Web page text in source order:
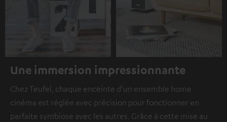
Une immersion impressionnante
Chez Teufel, chaque enceinte d’un ensemble home
cinéma est réglée avec précision pour fonctionner en
parfaite symbiose avec les autres. Grâce à cette mise au